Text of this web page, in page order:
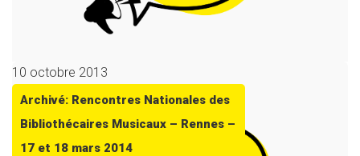
10 octobre 2013
Archivé: Rencontres Nationales des
Bibliothécaires Musicaux – Rennes –
17 et 18 mars 2014